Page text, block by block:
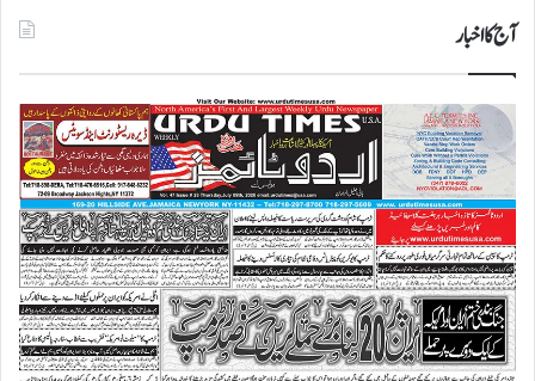
آج کا اخبار